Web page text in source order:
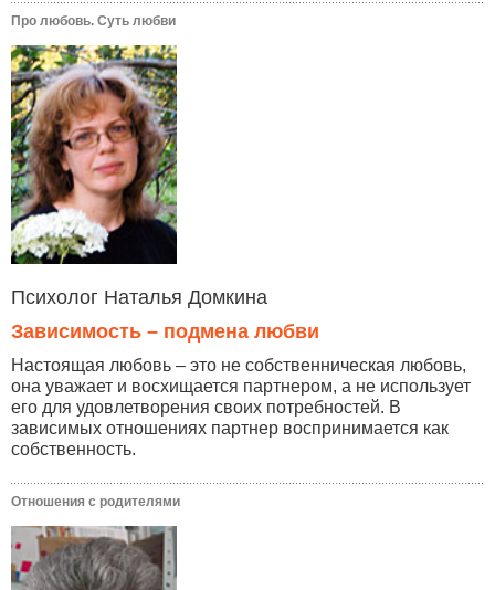
Про любовь. Суть любви
Психолог Наталья Домкина
Зависимость – подмена любви
Настоящая любовь – это не собственническая любовь,
она уважает и восхищается партнером, а не использует
его для удовлетворения своих потребностей. В
зависимых отношениях партнер воспринимается как
собственность.
Отношения с родителями